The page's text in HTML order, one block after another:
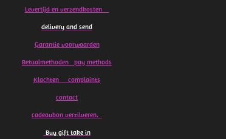
Levertijd en verzendkosten
delivery and send
Garantie voorwaarden
Betaalmethoden pay methods
Klachten complaints
contact
cadeaubon verzilveren.
Buy gift take in